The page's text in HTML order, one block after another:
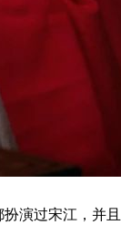
演过宋江，并